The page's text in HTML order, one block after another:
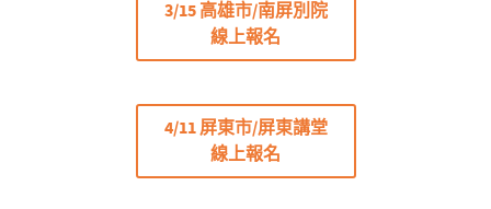
3/15 高雄市/南屏別院
線上報名
4/11 屏東市/屏東講堂
線上報名